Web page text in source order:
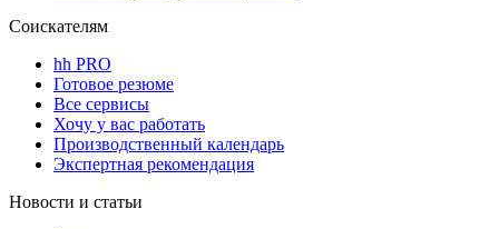
Соискателям
hh PRO
Готовое резюме
Все сервисы
Хочу у вас работать
Производственный календарь
Экспертная рекомендация
Новости и статьи